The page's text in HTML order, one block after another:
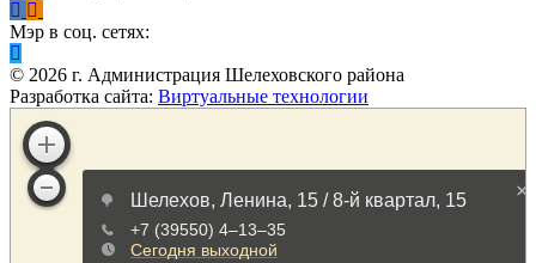
Мэр в соц. сетях:
© 2026 г. Администрация Шелеховского района
Разработка сайта: Виртуальные технологии